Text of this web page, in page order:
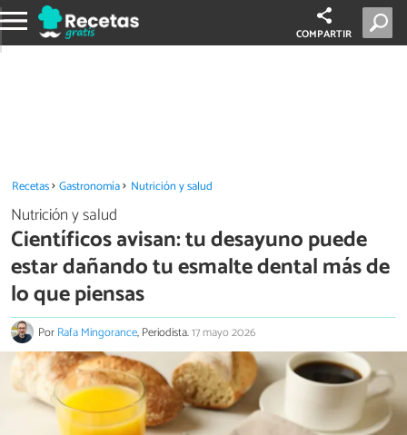
COMPARTIR
Recetas Gastronomía Nutrición y salud
Nutrición y salud
Científicos avisan: tu desayuno puede
estar dañando tu esmalte dental más de
lo que piensas
PorRafa Mingorance, Periodista.17 mayo 2026